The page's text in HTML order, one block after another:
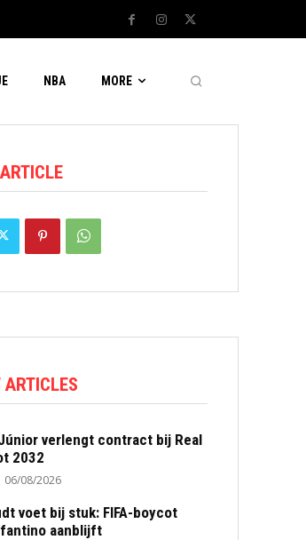
NBA MORE
verlengt contract bij Real
2032
06/08/2026
voet bij stuk: FIFA-boycot
aanblijft